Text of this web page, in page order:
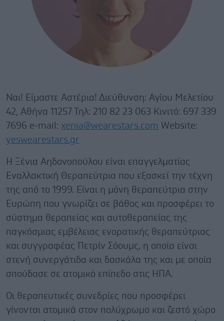
Ναι! Είμαστε Αστέρια! Διεύθυνση: Αγίου Μελετίου
42, Αθήνα 11257 Τηλ: 210 82 23 063 Κινιτό: 697 339
7696 e-mail: xenia@wearestars.com Website:
yeswearestars.gr
Η Ξένια Αηδονοπούλου είναι επαγγελματίας
Εναλλακτική Θεραπεύτρια που εξασκεί την τέχνη
της από το 1999. Είναι η μόνη θεραπεύτρια στην
Ευρώπη που γνωρίζει σε βάθος και προσφέρει το
σύστημα θεραπείας και αυτοθεραπείας της
παγκόσμιας εμβέλειας ενορατικής θεραπεύτριας
και συγγραφέας Πετρίν Σόουμς, η οποία είναι
στενή συνεργάτιδα και δασκάλα της και με οποία
σπούδασε σε ατομικό επίπεδο στις ΗΠΑ.
Οι θεραπευτικές συνεδρίες που προσφέρει
γίνονται ατομικά στον πολύχρωμο και ζεστό χώρο